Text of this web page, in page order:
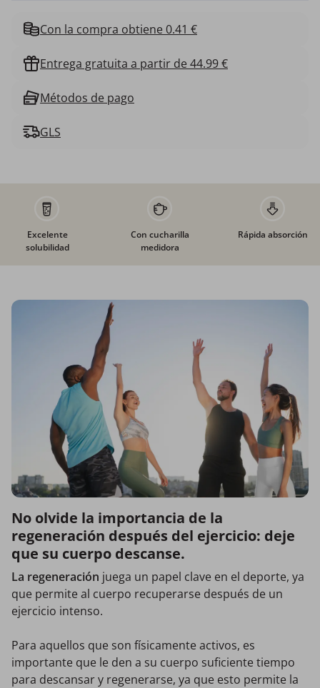
Con la compra obtiene 0.41 €
Entrega gratuita a partir de 44.99 €
Métodos de pago
GLS
Excelente
solubilidad
Con cucharilla
medidora
Rápida absorción
No olvide la importancia de la
regeneración después del ejercicio: deje
que su cuerpo descanse.
La regeneración juega un papel clave en el deporte, ya
que permite al cuerpo recuperarse después de un
ejercicio intenso.
Para aquellos que son físicamente activos, es
importante que le den a su cuerpo suficiente tiempo
para descansar y regenerarse, ya que esto permite la